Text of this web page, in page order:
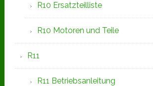
R10 Ersatzteilliste
R10 Motoren und Teile
R11
R11 Betriebsanleitung